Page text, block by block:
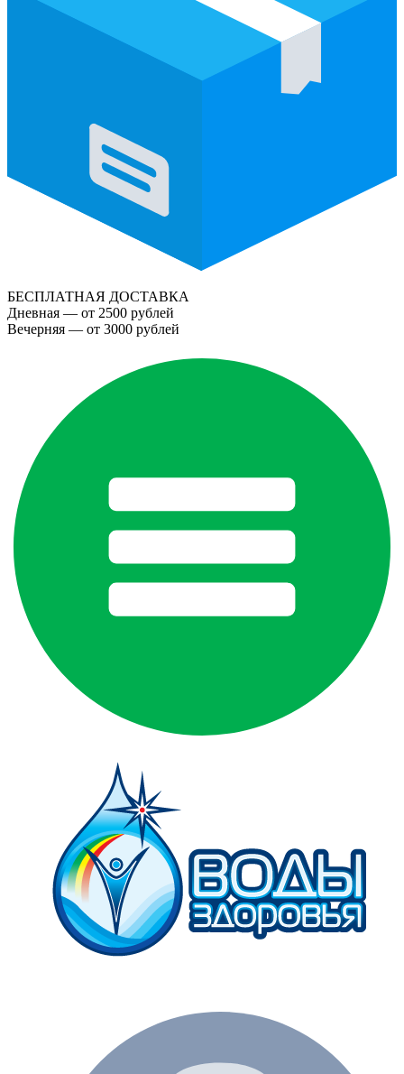
БЕСПЛАТНАЯ ДОСТАВКА
Дневная — от 2500 рублей
Вечерняя — от 3000 рублей